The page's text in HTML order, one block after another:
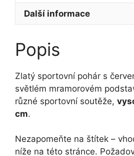
Další informace
Popis
Zlatý sportovní pohár s
světlém mramorovém
různé sportovní soutěže,
cm.
Nezapomeňte na štítek –
níže na této stránce.